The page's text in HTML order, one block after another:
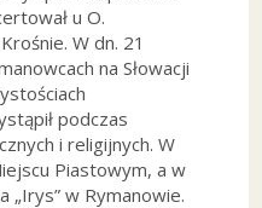
u O.
W dn. 21
na Słowacji
podczas
i religijnych. W
Piastowym, a w
„Irys” w Rymanowie.